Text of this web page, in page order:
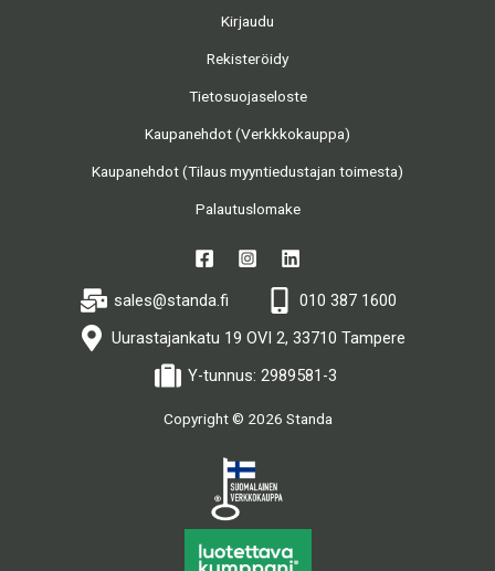
Kirjaudu
Rekisteröidy
Tietosuojaseloste
Kaupanehdot (Verkkkokauppa)
Kaupanehdot (Tilaus myyntiedustajan toimesta)
Palautuslomake
sales@standa.fi
010 387 1600
Uurastajankatu 19 OVI 2, 33710 Tampere
Y-tunnus: 2989581-3
Copyright © 2026 Standa